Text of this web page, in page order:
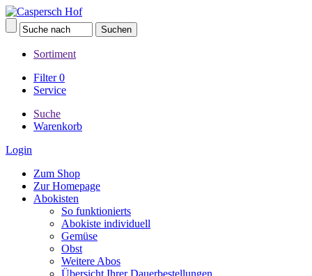
Sortiment
Filter0
Service
Suche
Warenkorb
Login
Zum Shop
Zur Homepage
Abokisten
So funktionierts
Abokiste individuell
Gemüse
Obst
Weitere Abos
Übersicht Ihrer Dauerbestellungen